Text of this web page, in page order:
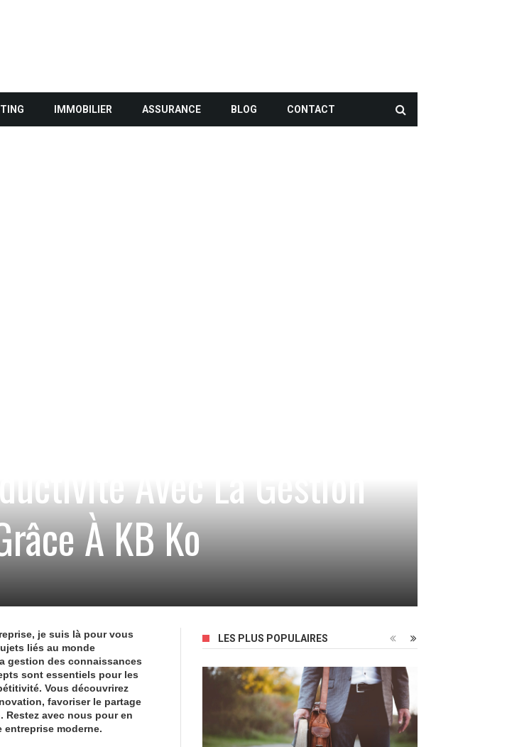
IMMOBILIER ASSURANCE BLOG CONTACT
Avec La Gestion
À KB Ko
je suis là pour vous
liés au monde
gestion des connaissances
sont essentiels pour les
Vous découvrirez
favoriser le partage
Restez avec nous pour en
moderne.
LES PLUS POPULAIRES